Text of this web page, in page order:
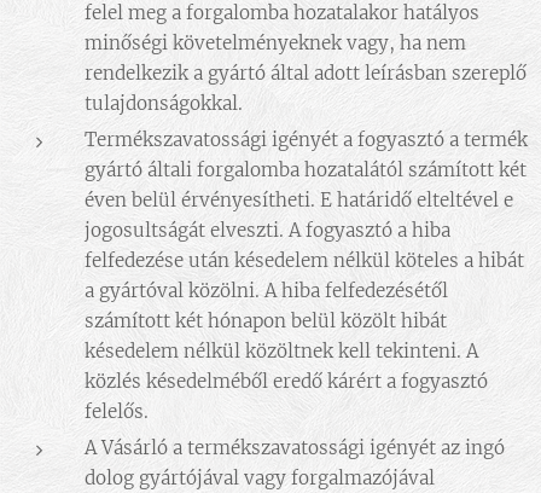
felel meg a forgalomba hozatalakor hatályos
minőségi követelményeknek vagy, ha nem
rendelkezik a gyártó által adott leírásban szereplő
tulajdonságokkal.
Termékszavatossági igényét a fogyasztó a termék
gyártó általi forgalomba hozatalától számított két
éven belül érvényesítheti. E határidő elteltével e
jogosultságát elveszti. A fogyasztó a hiba
felfedezése után késedelem nélkül köteles a hibát
a gyártóval közölni. A hiba felfedezésétől
számított két hónapon belül közölt hibát
késedelem nélkül közöltnek kell tekinteni. A
közlés késedelméből eredő kárért a fogyasztó
felelős.
A Vásárló a termékszavatossági igényét az ingó
dolog gyártójával vagy forgalmazójával